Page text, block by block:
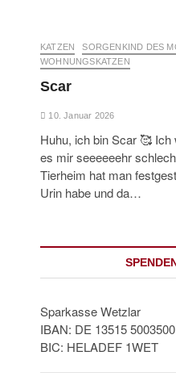
KATZEN SORGENKIND DES
WOHNUNGSKATZEN
Scar
10. Januar 2026
Huhu, ich bin Scar 🥰 Ich
es mir seeeeeehr
Tierheim hat man
Urin habe und da…
Sparkasse Wetzlar
IBAN: DE 13515
BIC: HELADEF 1WET